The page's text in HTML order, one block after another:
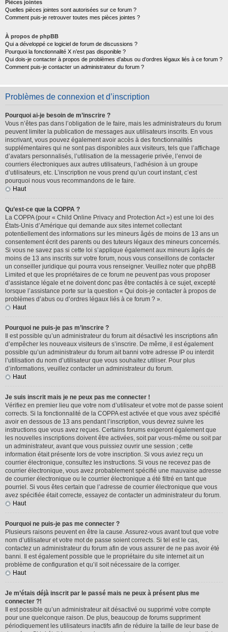
Pièces jointes
Quelles pièces jointes sont autorisées sur ce forum ?
Comment puis-je retrouver toutes mes pièces jointes ?
À propos de phpBB
Qui a développé ce logiciel de forum de discussions ?
Pourquoi la fonctionnalité X n’est pas disponible ?
Qui dois-je contacter à propos de problèmes d’abus ou d’ordres légaux liés à ce forum ?
Comment puis-je contacter un administrateur du forum ?
Problèmes de connexion et d’inscription
Pourquoi ai-je besoin de m’inscrire ?
Vous n’êtes pas dans l’obligation de le faire, mais les administrateurs du forum
peuvent limiter la publication de messages aux utilisateurs inscrits. En vous
inscrivant, vous pouvez également avoir accès à des fonctionnalités
supplémentaires qui ne sont pas disponibles aux visiteurs, tels que l’affichage
d’avatars personnalisés, l’utilisation de la messagerie privée, l’envoi de
courriers électroniques aux autres utilisateurs, l’adhésion à un groupe
d’utilisateurs, etc. L’inscription ne vous prend qu’un court instant, c’est
pourquoi nous vous recommandons de le faire.
Haut
Qu’est-ce que la COPPA ?
La COPPA (pour « Child Online Privacy and Protection Act ») est une loi des
États-Unis d’Amérique qui demande aux sites internet collectant
potentiellement des informations sur les mineurs âgés de moins de 13 ans un
consentement écrit des parents ou des tuteurs légaux des mineurs concernés.
Si vous ne savez pas si cette loi s’applique également aux mineurs âgés de
moins de 13 ans inscrits sur votre forum, nous vous conseillons de contacter
un conseiller juridique qui pourra vous renseigner. Veuillez noter que phpBB
Limited et que les propriétaires de ce forum ne peuvent pas vous proposer
d’assistance légale et ne doivent donc pas être contactés à ce sujet, excepté
lorsque l’assistance porte sur la question « Qui dois-je contacter à propos de
problèmes d’abus ou d’ordres légaux liés à ce forum ? ».
Haut
Pourquoi ne puis-je pas m’inscrire ?
Il est possible qu’un administrateur du forum ait désactivé les inscriptions afin
d’empêcher les nouveaux visiteurs de s’inscrire. De même, il est également
possible qu’un administrateur du forum ait banni votre adresse IP ou interdit
l’utilisation du nom d’utilisateur que vous souhaitez utiliser. Pour plus
d’informations, veuillez contacter un administrateur du forum.
Haut
Je suis inscrit mais je ne peux pas me connecter !
Vérifiez en premier lieu que votre nom d’utilisateur et votre mot de passe soient
corrects. Si la fonctionnalité de la COPPA est activée et que vous avez spécifié
avoir en dessous de 13 ans pendant l’inscription, vous devrez suivre les
instructions que vous avez reçues. Certains forums exigeront également que
les nouvelles inscriptions doivent être activées, soit par vous-même ou soit par
un administrateur, avant que vous puissiez ouvrir une session ; cette
information était présente lors de votre inscription. Si vous aviez reçu un
courrier électronique, consultez les instructions. Si vous ne recevez pas de
courrier électronique, vous avez probablement spécifié une mauvaise adresse
de courrier électronique ou le courrier électronique a été filtré en tant que
pourriel. Si vous êtes certain que l’adresse de courrier électronique que vous
avez spécifiée était correcte, essayez de contacter un administrateur du forum.
Haut
Pourquoi ne puis-je pas me connecter ?
Plusieurs raisons peuvent en être la cause. Assurez-vous avant tout que votre
nom d’utilisateur et votre mot de passe soient corrects. Si tel est le cas,
contactez un administrateur du forum afin de vous assurer de ne pas avoir été
banni. Il est également possible que le propriétaire du site internet ait un
problème de configuration et qu’il soit nécessaire de la corriger.
Haut
Je m’étais déjà inscrit par le passé mais ne peux à présent plus me
connecter ?!
Il est possible qu’un administrateur ait désactivé ou supprimé votre compte
pour une quelconque raison. De plus, beaucoup de forums suppriment
périodiquement les utilisateurs inactifs afin de réduire la taille de leur base de